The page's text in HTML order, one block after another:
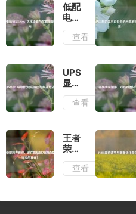
低配
电脑
畅玩
CSGO，
与配
置推
指南
查看
UPS
显示
CF
故障
因与
解决
查看
王者
荣耀
跨界
幕后
查看